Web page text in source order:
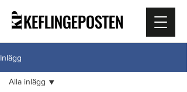
Inlägg
Alla inlägg